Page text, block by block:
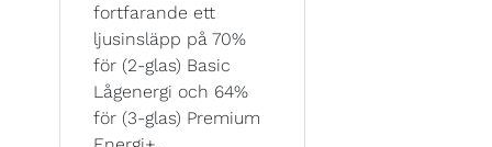
fortfarande ett
ljusinsläpp på 70%
för (2-glas) Basic
Lågenergi och 64%
för (3-glas) Premium